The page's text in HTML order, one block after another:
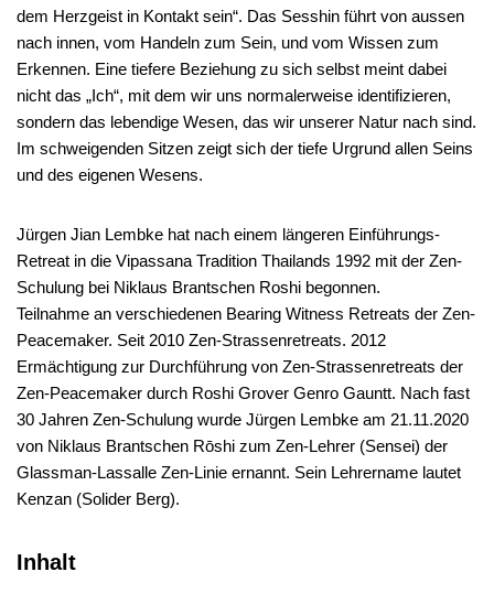
dem Herzgeist in Kontakt sein“. Das Sesshin führt von aussen
nach innen, vom Handeln zum Sein, und vom Wissen zum
Erkennen. Eine tiefere Beziehung zu sich selbst meint dabei
nicht das „Ich“, mit dem wir uns normalerweise identifizieren,
sondern das lebendige Wesen, das wir unserer Natur nach sind.
Im schweigenden Sitzen zeigt sich der tiefe Urgrund allen Seins
und des eigenen Wesens.
Jürgen Jian Lembke hat nach einem längeren Einführungs-
Retreat in die Vipassana Tradition Thailands 1992 mit der Zen-
Schulung bei Niklaus Brantschen Roshi begonnen.
Teilnahme an verschiedenen Bearing Witness Retreats der Zen-
Peacemaker. Seit 2010 Zen-Strassenretreats. 2012
Ermächtigung zur Durchführung von Zen-Strassenretreats der
Zen-Peacemaker durch Roshi Grover Genro Gauntt. Nach fast
30 Jahren Zen-Schulung wurde Jürgen Lembke am 21.11.2020
von Niklaus Brantschen Rōshi zum Zen-Lehrer (Sensei) der
Glassman-Lassalle Zen-Linie ernannt. Sein Lehrername lautet
Kenzan (Solider Berg).
Inhalt